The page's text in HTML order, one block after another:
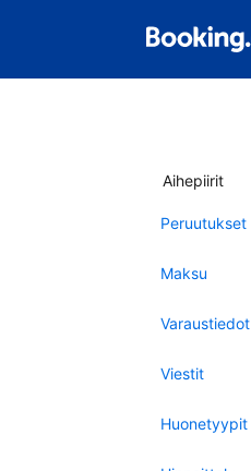
Aihepiirit
Peruutukset
Maksu
Varaustiedot
Viestit
Huonetyypit